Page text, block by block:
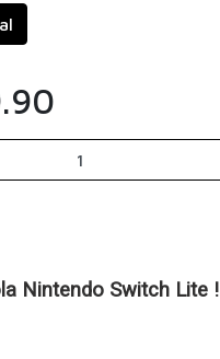
Nintendo Switch Lite !